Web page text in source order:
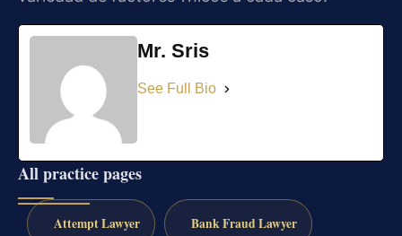
Mr. Sris
See Full Bio
All practice pages
Attempt Lawyer Bank Fraud Lawyer